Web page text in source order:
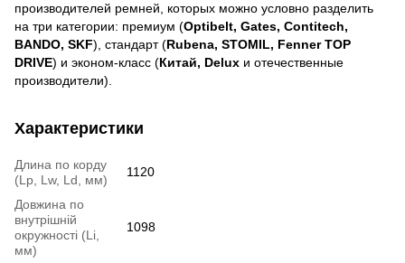
производителей ремней, которых можно условно разделить
на три категории: премиум (Optibelt, Gates, Contitech,
BANDO, SKF), стандарт (Rubena, STOMIL, Fenner TOP
DRIVE) и эконом-класс (Китай, Delux и отечественные
производители).
Характеристики
Длина по корду
(Lp, Lw, Ld, мм)
1120
Довжина по
внутрішній
окружності (Li,
мм)
1098